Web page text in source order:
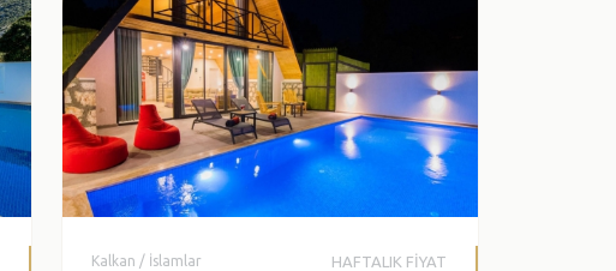
Kalkan / İslamlar HAFTALIK FİYAT